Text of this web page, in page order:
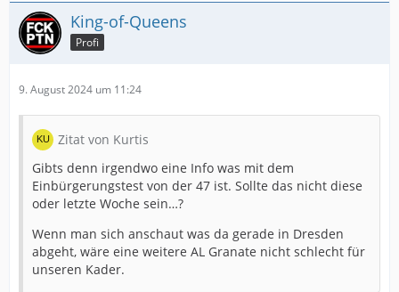
King-of-Queens
Profi
9. August 2024 um 11:24
Zitat von Kurtis
Gibts denn irgendwo eine Info was mit dem
Einbürgerungstest von der 47 ist. Sollte das nicht diese
oder letzte Woche sein…?
Wenn man sich anschaut was da gerade in Dresden
abgeht, wäre eine weitere AL Granate nicht schlecht für
unseren Kader.